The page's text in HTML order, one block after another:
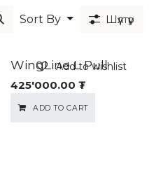
Sort By Шүүлтүүр
WingLine L Pull
425'000.00 ₮
ADD TO CART
Add to wishlist